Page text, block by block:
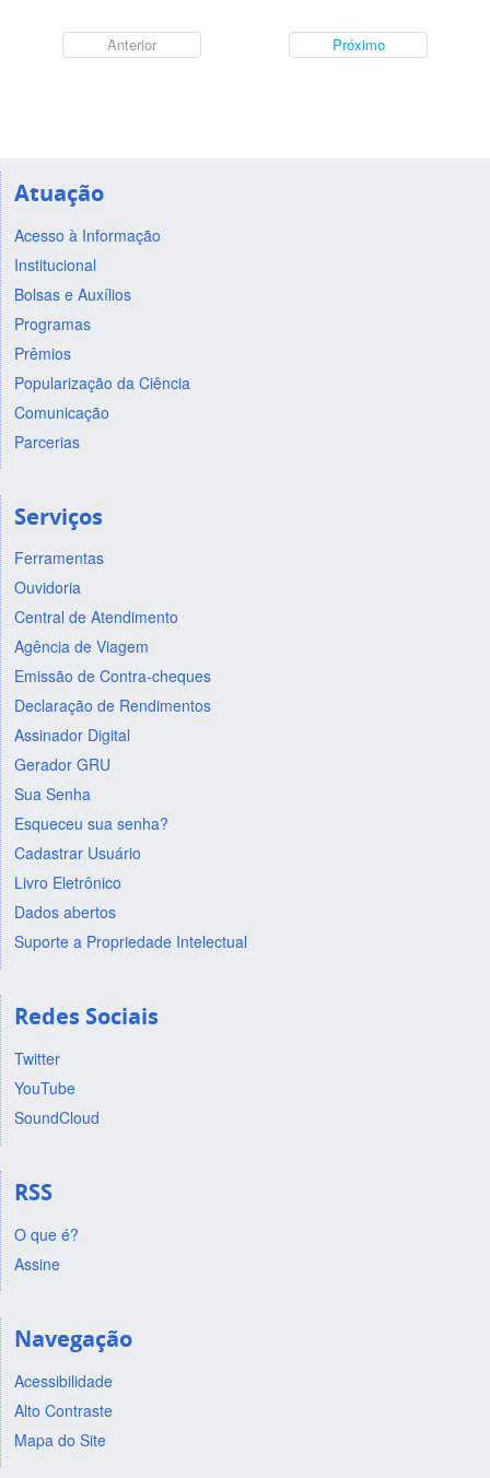
Anterior Próximo
Atuação
Acesso à Informação
Institucional
Bolsas e Auxílios
Programas
Prêmios
Popularização da Ciência
Comunicação
Parcerias
Serviços
Ferramentas
Ouvidoria
Central de Atendimento
Agência de Viagem
Emissão de Contra-cheques
Declaração de Rendimentos
Assinador Digital
Gerador GRU
Sua Senha
Esqueceu sua senha?
Cadastrar Usuário
Livro Eletrônico
Dados abertos
Suporte a Propriedade Intelectual
Redes Sociais
Twitter
YouTube
SoundCloud
RSS
O que é?
Assine
Navegação
Acessibilidade
Alto Contraste
Mapa do Site